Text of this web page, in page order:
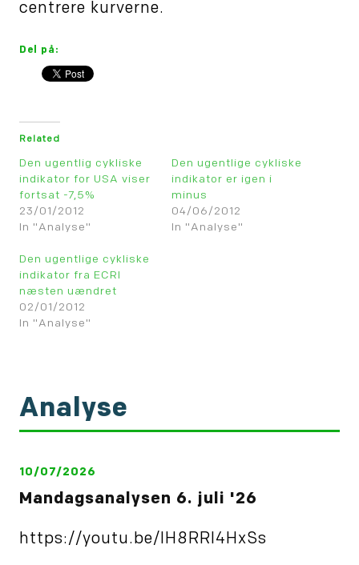
centrere kurverne.
Del på:
Related
Den ugentlig cykliske
indikator for USA viser
fortsat -7,5%
23/01/2012
In "Analyse"
Den ugentlige cykliske
indikator er igen i
minus
04/06/2012
In "Analyse"
Den ugentlige cykliske
indikator fra ECRI
næsten uændret
02/01/2012
In "Analyse"
Analyse
10/07/2026
Mandagsanalysen 6. juli '26
https://youtu.be/IH8RRl4HxSs